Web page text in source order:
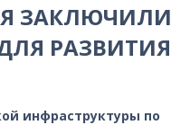
ЗАКЛЮЧИЛИ
РАЗВИТИЯ
инфраструктуры по